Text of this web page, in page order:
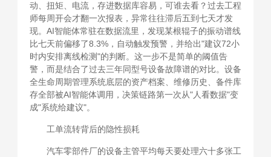
动、扭矩、电流，存进数据库容易，可谁去看？过去工程
师每周开会才翻一次报表，异常往往滞后五到七天才发
现。AI智能体常驻在数据流里，发现某根辊子的振动谱线
比七天前偏移了8.3%，自动触发预警，并给出"建议72小
时内安排离线检测"的判断。这一步不是简单的阈值告
警，而是结合了过去三年同型号设备故障谱的对比。设备
全生命周期管理系统底层的资产档案、维修历史、备件库
存全部被AI智能体调用，决策链路第一次从"人看数据"变
成"系统给建议"。
工单流转背后的隐性损耗
汽车零部件厂的设备主管平均每天要处理六十多张工